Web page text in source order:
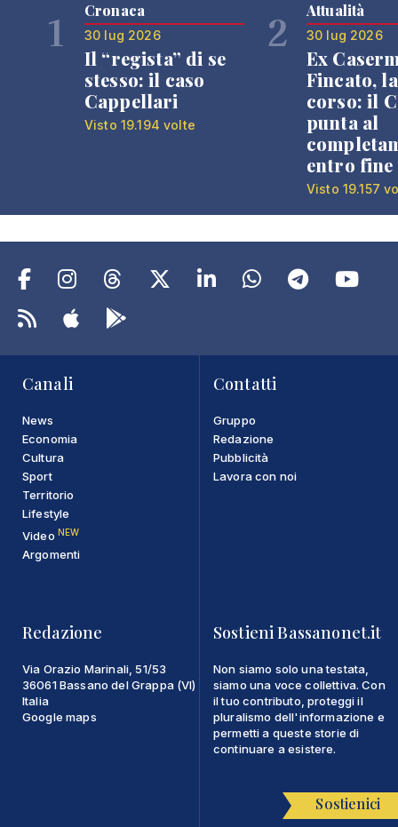
1 Cronaca
30 lug 2026
Il “regista” di se
stesso: il caso
Cappellari
Visto 19.194 volte
2 Attualità
30 lug 2026
Ex
Fincato,
corso: il
punta al
entro fine
Visto 19.157
Canali
News
Economia
Cultura
Sport
Territorio
Lifestyle
Video NEW
Argomenti
Contatti
Gruppo
Redazione
Pubblicità
Lavora con noi
Redazione
Via Orazio Marinali, 51/53
36061 Bassano del Grappa (VI)
Italia
Google maps
Sostieni Bassanonet.it
Non siamo solo una testata,
siamo una voce collettiva. Con
il tuo contributo, proteggi il
pluralismo dell'informazione e
permetti a queste storie di
continuare a esistere.
Sostienici